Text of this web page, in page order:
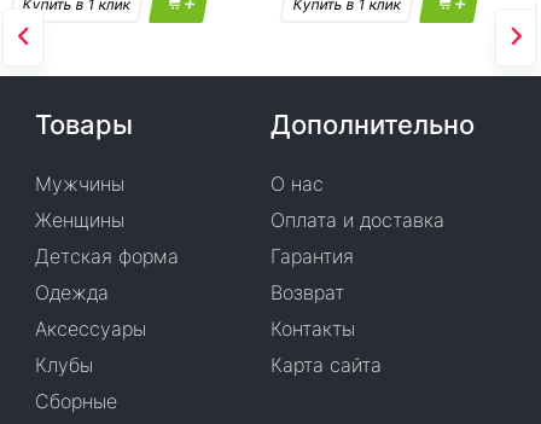
Товары
Мужчины
Женщины
Детская форма
Одежда
Аксессуары
Клубы
Сборные
Дополнительно
О нас
Оплата и доставка
Гарантия
Возврат
Контакты
Карта сайта